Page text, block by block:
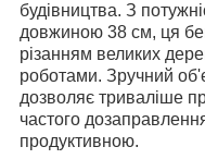
будівництва. З
довжиною 38 см, ця
різанням великих
роботами. Зручний
дозволяє триваліше
частого
продуктивною.